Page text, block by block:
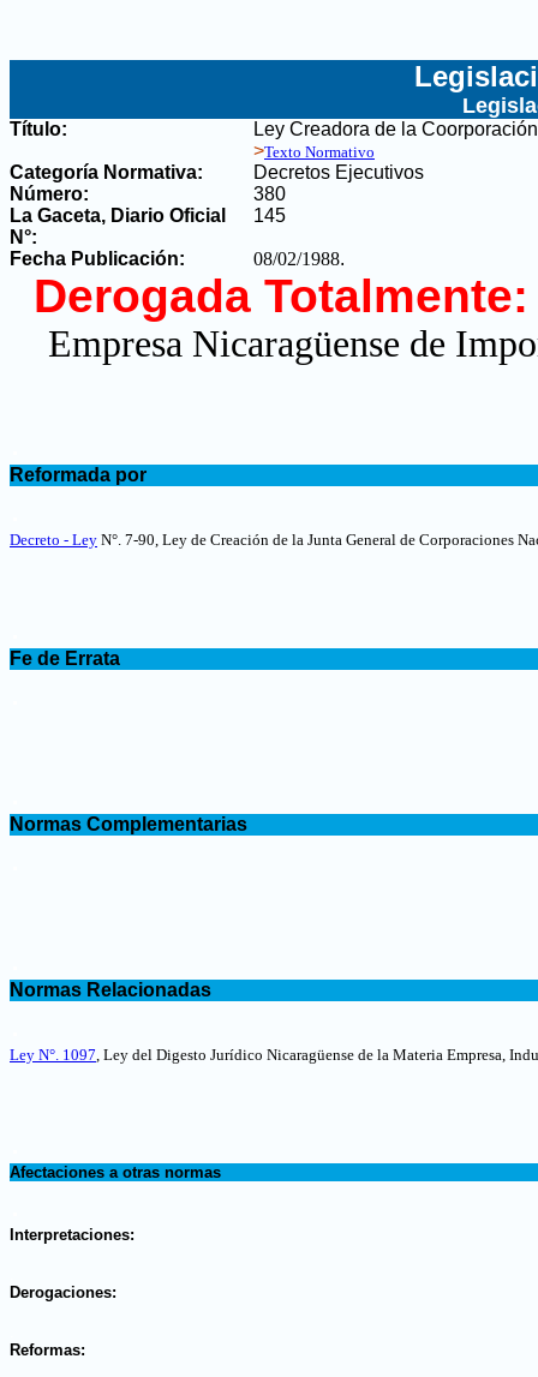
Título:
Ley Creadora de la
>Texto Normativo
Categoría Normativa:
Decretos Ejecutivos
Número:
380
La Gaceta, Diario Oficial
N°:
145
Fecha Publicación: 08/02/1988.
Derogada Totalmente:
Empresa Nicaragüense de
Reformada por
Decreto - Ley N°. 7-90, Ley de Creación de la Junta General de Corporaciones
Fe de Errata
Normas Complementarias
Normas Relacionadas
Ley N°. 1097, Ley del Digesto Jurídico Nicaragüense de la Materia Empresa,
Afectaciones a otras normas
Interpretaciones:
Derogaciones:
Reformas: